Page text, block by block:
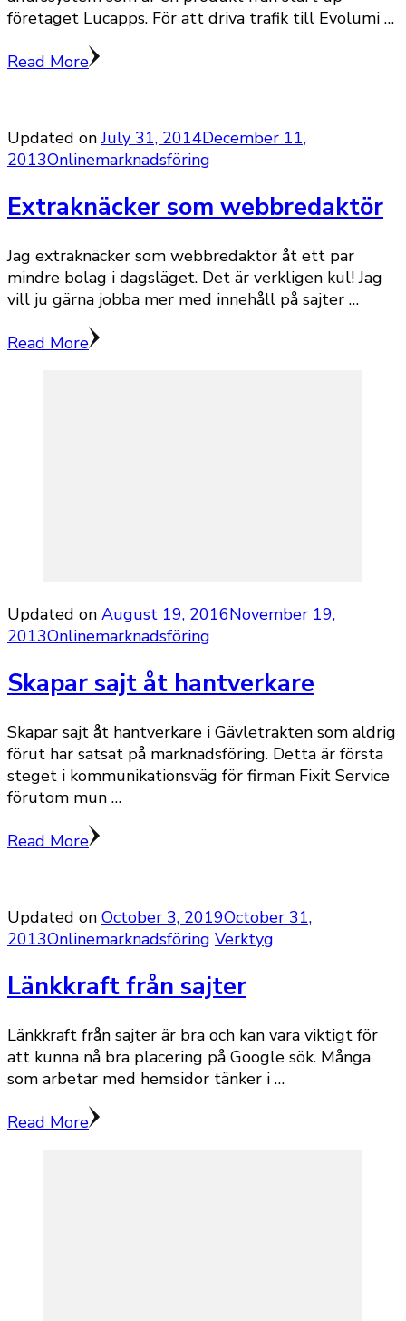
företaget Lucapps. För att driva trafik till Evolumi …
Read More
Updated onJuly 31, 2014December 11,
2013Onlinemarknadsföring
Extraknäcker som webbredaktör
Jag extraknäcker som webbredaktör åt ett par
mindre bolag i dagsläget. Det är verkligen kul! Jag
vill ju gärna jobba mer med innehåll på sajter …
Read More
Updated on August 19, 2016November 19,
2013Onlinemarknadsföring
Skapar sajt åt hantverkare
Skapar sajt åt hantverkare i Gävletrakten som aldrig
förut har satsat på marknadsföring. Detta är första
steget i kommunikationsväg för firman Fixit Service
förutom mun …
Read More
Updated on October 3, 2019October 31,
2013Onlinemarknadsföring Verktyg
Länkkraft från sajter
Länkkraft från sajter är bra och kan vara viktigt för
att kunna nå bra placering på Google sök. Många
som arbetar med hemsidor tänker i …
Read More